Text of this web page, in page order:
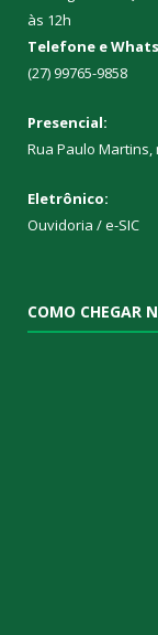
às 12h
Telefone e
(27) 99765-9858
Presencial:
Rua Paulo Martins,
Eletrônico:
Ouvidoria /e-SIC
COMO CHEGAR